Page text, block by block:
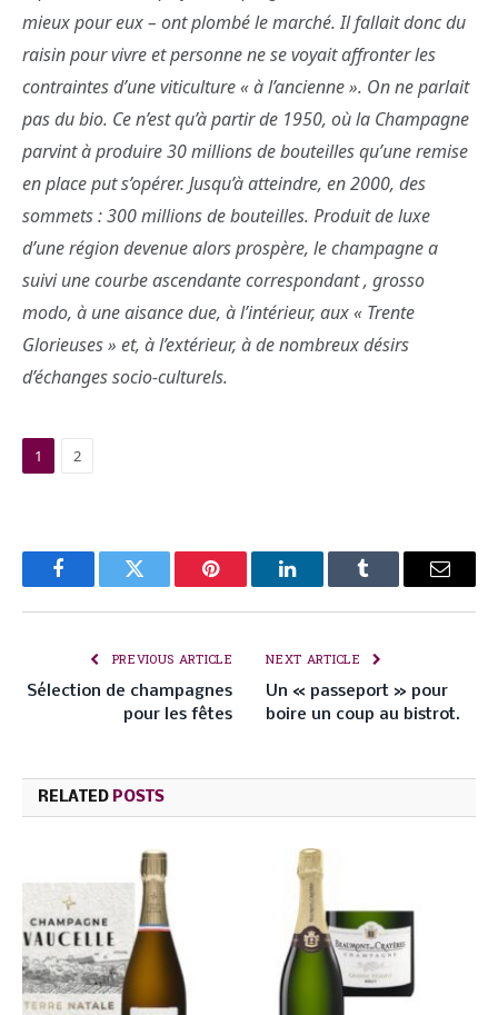
mieux pour eux – ont plombé le marché. Il fallait donc du
raisin pour vivre et personne ne se voyait affronter les
contraintes d’une viticulture « à l’ancienne ». On ne parlait
pas du bio. Ce n’est qu’à partir de 1950, où la Champagne
parvint à produire 30 millions de bouteilles qu’une remise
en place put s’opérer. Jusqu’à atteindre, en 2000, des
sommets : 300 millions de bouteilles. Produit de luxe
d’une région devenue alors prospère, le champagne a
suivi une courbe ascendante correspondant , grosso
modo, à une aisance due, à l’intérieur, aux « Trente
Glorieuses » et, à l’extérieur, à de nombreux désirs
d’échanges socio-culturels.
1 2
FacebookTwitter Pinterest LinkedInTumblr Email
PREVIOUS ARTICLE
Sélection de champagnes
pour les fêtes
NEXT ARTICLE
Un « passeport » pour
boire un coup au bistrot.
RELATED POSTS